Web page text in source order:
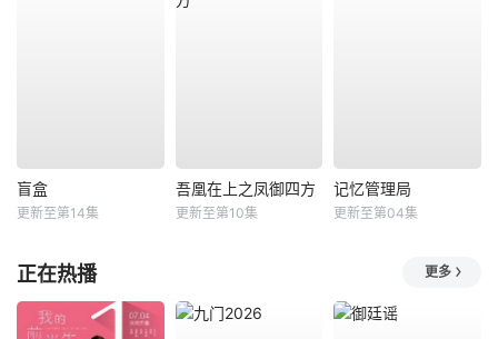
盲盒
更新至第14集
吾凰在上之凤御四方
更新至第10集
记忆管理局
更新至第04集
正在热播 更多